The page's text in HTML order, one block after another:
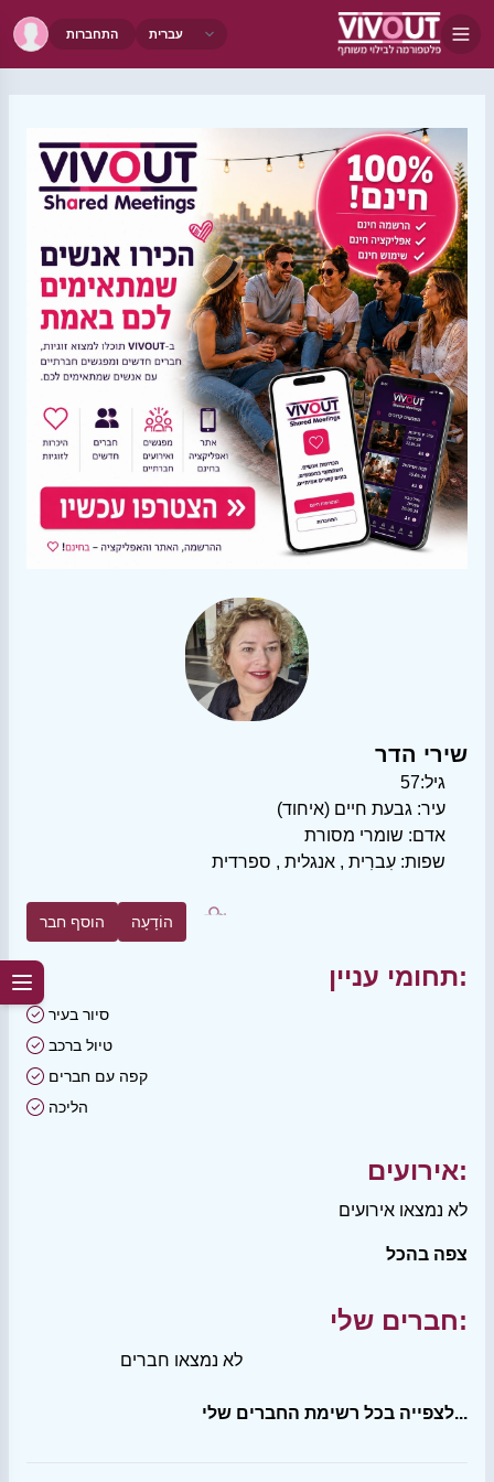
התחברות
שירי הדר
גיל:57
עיר: גבעת חיים (איחוד)
אדם: שומרי מסורת
שפות: עִברִית , אנגלית , ספרדית
הוסף חבר הוֹדָעָה
תחומי עניין:
סיור בעיר
טיול ברכב
קפה עם חברים
הליכה
אירועים:
לא נמצאו אירועים
צפה בהכל
חברים שלי:
לא נמצאו חברים
לצפייה בכל רשימת החברים שלי...